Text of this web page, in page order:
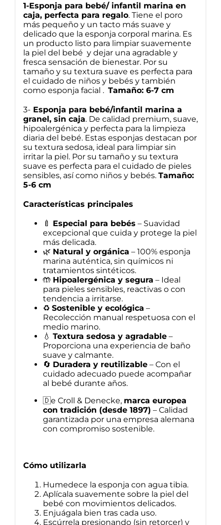
1-Esponja para bebé/ infantil marina en
caja, perfecta para regalo. Tiene el poro
más pequeño y un tacto más suave y
delicado que la esponja corporal marina. Es
un producto listo para limpiar suavemente
la piel del bebé y dejar una agradable y
fresca sensación de bienestar. Por su
tamaño y su textura suave es perfecta para
el cuidado de niños y bebés y también
como esponja facial . Tamaño: 6-7 cm
3-Esponja para bebé/infantil marina a
granel, sin caja. De calidad premium, suave,
hipoalergénica y perfecta para la limpieza
diaria del bebé. Estas esponjas destacan por
su textura sedosa, ideal para limpiar sin
irritar la piel. Por su tamaño y su textura
suave es perfecta para el cuidado de pieles
sensibles, así como niños y bebés. Tamaño:
5-6 cm
Características principales
🍼 Especial para bebés – Suavidad
excepcional que cuida y protege la piel
más delicada.
🌿 Natural y orgánica – 100% esponja
marina auténtica, sin químicos ni
tratamientos sintéticos.
🤲 Hipoalergénica y segura – Ideal
para pieles sensibles, reactivas o con
tendencia a irritarse.
♻️ Sostenible y ecológica –
Recolección manual respetuosa con el
medio marino.
💧 Textura sedosa y agradable–
Proporciona una experiencia de baño
suave y calmante.
🔄 Duradera y reutilizable– Con el
cuidado adecuado puede acompañar
al bebé durante años.
🇩e Croll & Denecke, marca europea
con tradición (desde 1897) – Calidad
garantizada por una empresa alemana
con compromiso sostenible.
Cómo utilizarla
Humedece la esponja con agua tibia.
Aplícala suavemente sobre la piel del
bebé con movimientos delicados.
Enjuágala bien tras cada uso.
Escúrrela presionando (sin retorcer) y